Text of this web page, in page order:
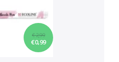
€ 2,99
€ 0,99